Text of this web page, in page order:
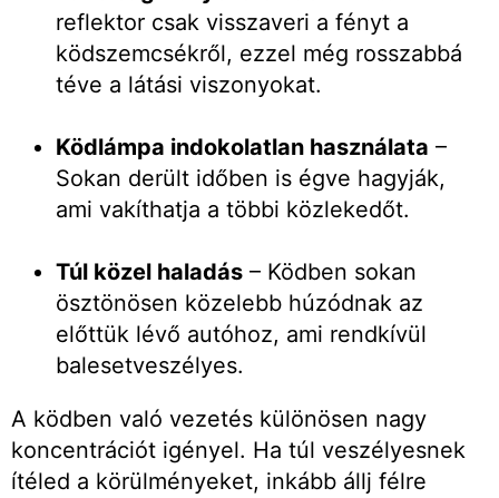
reflektor csak visszaveri a fényt a
ködszemcsékről, ezzel még rosszabbá
téve a látási viszonyokat.
Ködlámpa indokolatlan használata –
Sokan derült időben is égve hagyják,
ami vakíthatja a többi közlekedőt.
Túl közel haladás – Ködben sokan
ösztönösen közelebb húzódnak az
előttük lévő autóhoz, ami rendkívül
balesetveszélyes.
A ködben való vezetés különösen nagy
koncentrációt igényel. Ha túl veszélyesnek
ítéled a körülményeket, inkább állj félre